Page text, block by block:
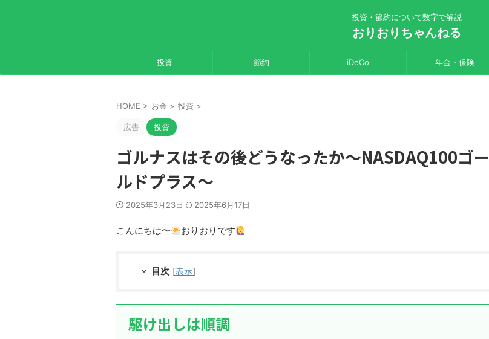
投資・節約について数字で解説
おりおりちゃんねる
投資 節約 iDeCo 年金・保険
HOME > お金 > 投資 >
広告 投資
ゴルナスはその後どうなったか～NASDAQ100ゴー
ルドプラス～
2025年3月23日 2025年6月17日
こんにちは〜 おりおりです
目次 [表示]
駆け出しは順調